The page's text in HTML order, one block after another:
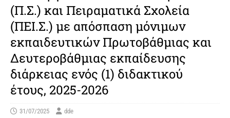
(Π.Σ.) και Πειραματικά Σχολεία
(ΠΕΙ.Σ.) με απόσπαση μόνιμων
εκπαιδευτικών Πρωτοβάθμιας και
Δευτεροβάθμιας εκπαίδευσης
διάρκειας ενός (1) διδακτικού
έτους, 2025-2026
31/07/2025 dde